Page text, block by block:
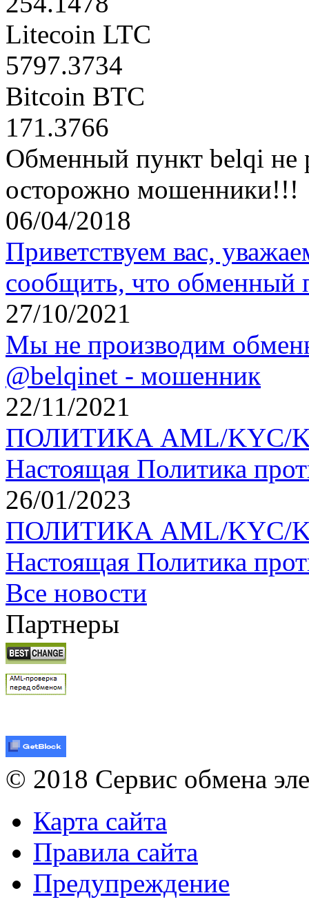
Litecoin LTC
5797.3734
Bitcoin BTC
171.3766
Обменный пункт belqi не
осторожно мошенники!!!
06/04/2018
Приветствуем вас,
сообщить, что
27/10/2021
Мы не производим
@belqinet - мошенник
22/11/2021
ПОЛИТИКА AML/KYC/
Настоящая Политика
26/01/2023
ПОЛИТИКА AML/KYC/
Настоящая Политика
Все новости
Партнеры
© 2018 Сервис обмена
Карта сайта
Правила сайта
Предупреждение